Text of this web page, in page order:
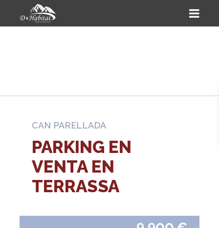
CAN PARELLADA
PARKING EN
VENTA EN
TERRASSA